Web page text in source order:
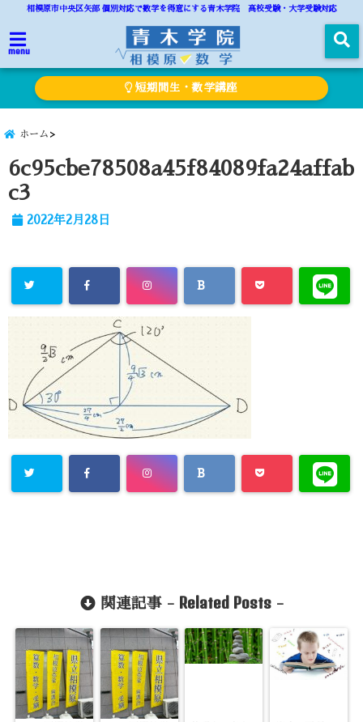
相模原市中央区矢部 個別対応で数学を得意にする青木学院 高校受験・大学受験対応
menu
短期間生・数学講座
ホーム
6c95cbe78508a45f84089fa24affab
c3
2022年2月28日
関連記事 - Related Posts-